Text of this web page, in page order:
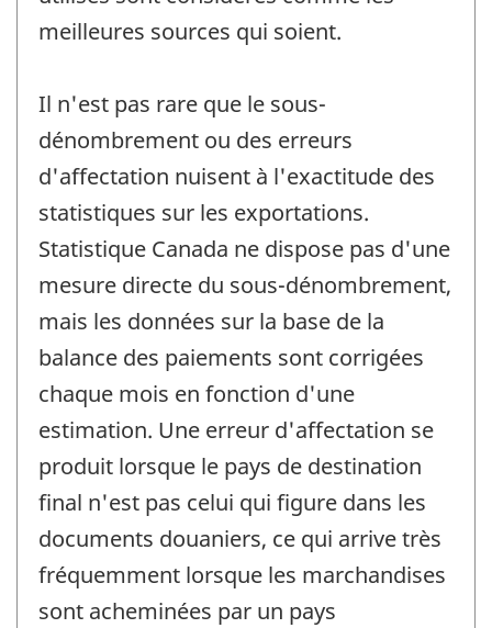
meilleures sources qui soient.
Il n'est pas rare que le sous-
dénombrement ou des erreurs
d'affectation nuisent à l'exactitude des
statistiques sur les exportations.
Statistique Canada ne dispose pas d'une
mesure directe du sous-dénombrement,
mais les données sur la base de la
balance des paiements sont corrigées
chaque mois en fonction d'une
estimation. Une erreur d'affectation se
produit lorsque le pays de destination
final n'est pas celui qui figure dans les
documents douaniers, ce qui arrive très
fréquemment lorsque les marchandises
sont acheminées par un pays